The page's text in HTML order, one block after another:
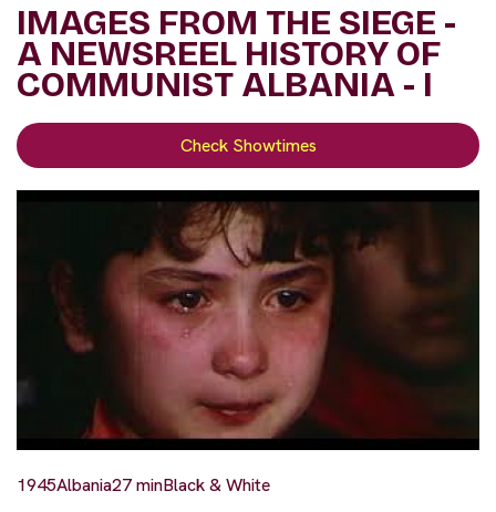
IMAGES FROM THE SIEGE -
A NEWSREEL HISTORY OF
COMMUNIST ALBANIA - I
Check Showtimes
1945Albania27 minBlack & White